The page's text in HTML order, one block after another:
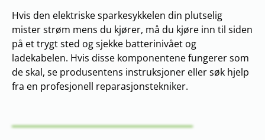
Hvis den elektriske sparkesykkelen din plutselig
mister strøm mens du kjører, må du kjøre inn til siden
på et trygt sted og sjekke batterinivået og
ladekabelen. Hvis disse komponentene fungerer som
de skal, se produsentens instruksjoner eller søk hjelp
fra en profesjonell reparasjonstekniker.